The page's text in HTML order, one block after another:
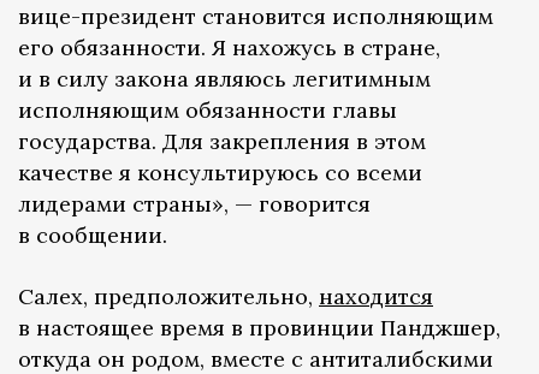
вице-президент становится исполняющим
его обязанности. Я нахожусь в стране,
и в силу закона являюсь легитимным
исполняющим обязанности главы
государства. Для закрепления в этом
качестве я консультируюсь со всеми
лидерами страны», — говорится
в сообщении.
Салех, предположительно, находится
в настоящее время в провинции Панджшер,
откуда он родом, вместе с антиталибскими